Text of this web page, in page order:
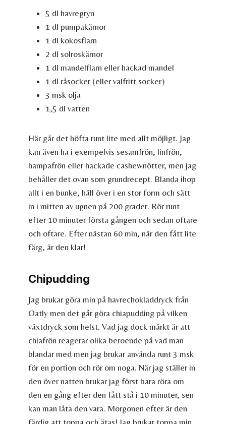
5 dl havregryn
1 dl pumpakärnor
1 dl kokosflarn
2 dl solroskärnor
1 dl mandelflarn eller hackad mandel
1 dl råsocker (eller valfritt socker)
3 msk olja
1,5 dl vatten
Här går det höfta runt lite med allt möjligt. Jag
kan även ha i exempelvis sesamfrön, linfrön,
hampafrön eller hackade cashewnötter, men jag
behåller det ovan som grundrecept. Blanda ihop
allt i en bunke, häll över i en stor form och sätt
in i mitten av ugnen på 200 grader. Rör runt
efter 10 minuter första gången och sedan oftare
och oftare. Efter nästan 60 min, när den fått lite
färg, är den klar!
Chipudding
Jag brukar göra min på havrechokladdryck från
Oatly men det går göra chiapudding på vilken
växtdryck som helst. Vad jag dock märkt är att
chiafrön reagerar olika beroende på vad man
blandar med men jag brukar använda runt 3 msk
för en portion och rör om noga. När jag ställer in
den över natten brukar jag först bara röra om
den en gång efter den fått stå i 10 minuter, sen
kan man låta den vara. Morgonen efter är den